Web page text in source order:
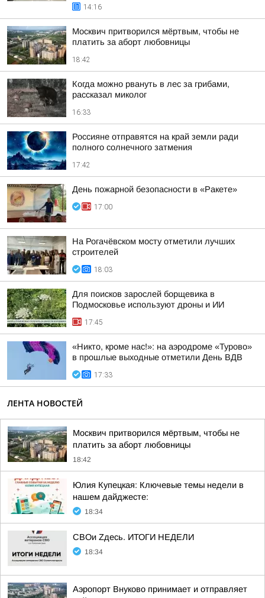
14:16
Москвич притворился мёртвым, чтобы не
платить за аборт любовницы
18:42
Когда можно рвануть в лес за грибами,
рассказал миколог
16:33
Россияне отправятся на край земли ради
полного солнечного затмения
17:42
День пожарной безопасности в «Ракете»
17:00
На Рогачёвском мосту отметили лучших
строителей
18:03
Для поисков зарослей борщевика в
Подмосковье используют дроны и ИИ
17:45
«Никто, кроме нас!»: на аэродроме «Турово»
в прошлые выходные отметили День ВДВ
17:33
ЛЕНТА НОВОСТЕЙ
Москвич притворился мёртвым, чтобы не
платить за аборт любовницы
18:42
Юлия Купецкая: Ключевые темы недели в
нашем дайджесте:
18:34
СВОи Zдесь. ИТОГИ НЕДЕЛИ
18:34
Аэропорт Внуково принимает и отправляет